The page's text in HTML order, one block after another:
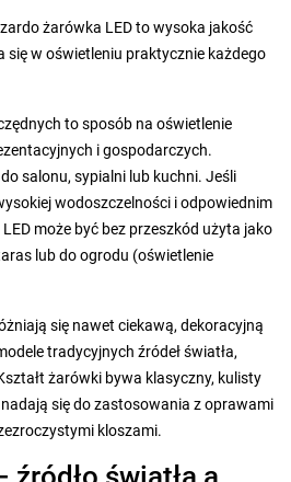
żarówka LED to wysoka jakość
w oświetleniu praktycznie każdego
to sposób na oświetlenie
i gospodarczych.
salonu, sypialni lub kuchni. Jeśli
wodoszczelności i odpowiednim
może być bez przeszkód użyta jako
lub do ogrodu (oświetlenie
się nawet ciekawą, dekoracyjną
tradycyjnych źródeł światła,
żarówki bywa klasyczny, kulisty
się do zastosowania z oprawami
kloszami.